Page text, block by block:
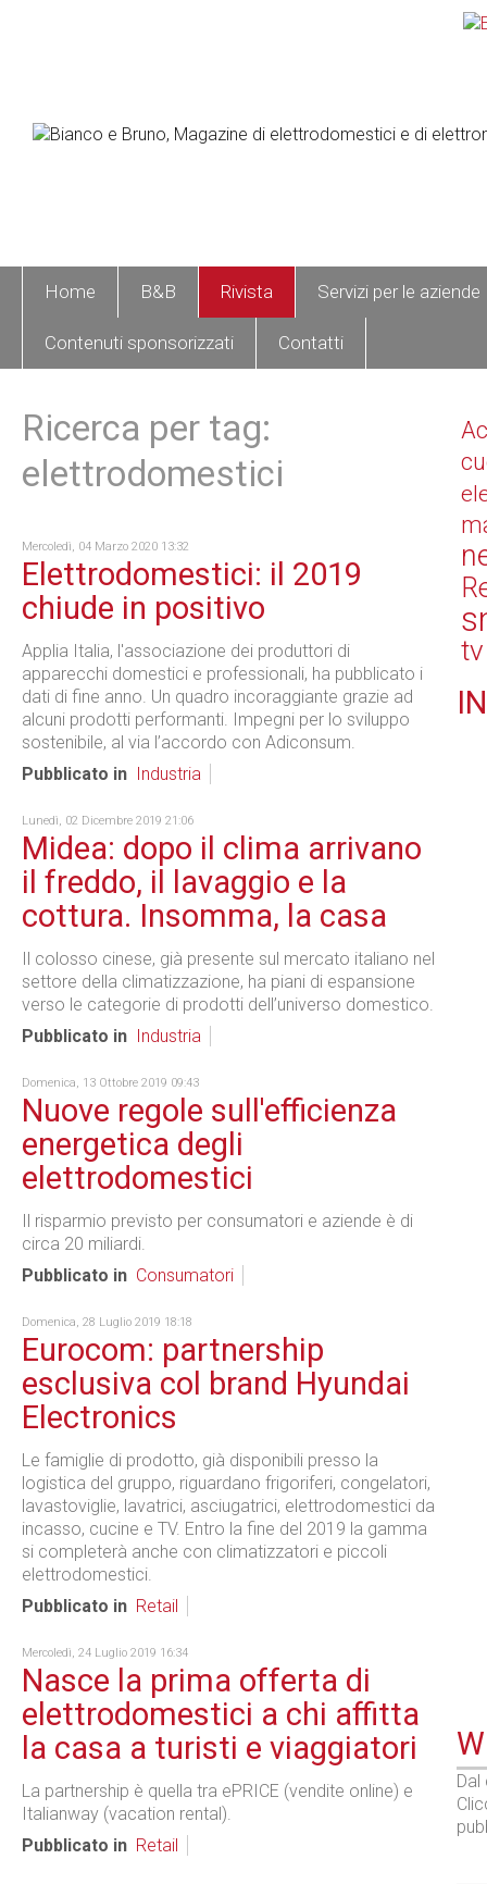
Home B&B Rivista Servizi per le aziende
Contenuti sponsorizzati Contatti
Ricerca per tag:
elettrodomestici
Mercoledì, 04 Marzo 2020 13:32
Elettrodomestici: il 2019
chiude in positivo
Applia Italia, l'associazione dei produttori di
apparecchi domestici e professionali, ha pubblicato i
dati di fine anno. Un quadro incoraggiante grazie ad
alcuni prodotti performanti. Impegni per lo sviluppo
sostenibile, al via l’accordo con Adiconsum.
Pubblicato in
Industria
Lunedì, 02 Dicembre 2019 21:06
Midea: dopo il clima arrivano
il freddo, il lavaggio e la
cottura. Insomma, la casa
Il colosso cinese, già presente sul mercato italiano nel
settore della climatizzazione, ha piani di espansione
verso le categorie di prodotti dell’universo domestico.
Pubblicato in
Industria
Domenica, 13 Ottobre 2019 09:43
Nuove regole sull'efficienza
energetica degli
elettrodomestici
Il risparmio previsto per consumatori e aziende è di
circa 20 miliardi.
Pubblicato in Consumatori
Domenica, 28 Luglio 2019 18:18
Eurocom: partnership
esclusiva col brand Hyundai
Electronics
Le famiglie di prodotto, già disponibili presso la
logistica del gruppo, riguardano frigoriferi, congelatori,
lavastoviglie, lavatrici, asciugatrici, elettrodomestici da
incasso, cucine e TV. Entro la fine del 2019 la gamma
si completerà anche con climatizzatori e piccoli
elettrodomestici.
Pubblicato in Retail
Mercoledì, 24 Luglio 2019 16:34
Nasce la prima offerta di
elettrodomestici a chi affitta
la casa a turisti e viaggiatori
La partnership è quella tra ePRICE (vendite online) e
Italianway (vacation rental).
Pubblicato in Retail
tv
IN